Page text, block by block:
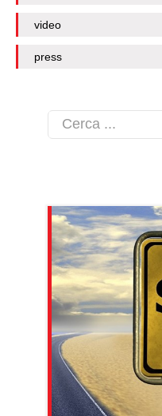
video
press